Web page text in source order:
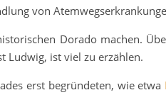
von
Dorado machen.
Ludwig, ist viel zu erzählen.
erst begründeten, wie etwa